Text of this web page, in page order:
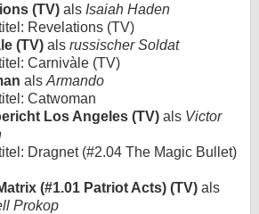
(TV) als Isaiah Haden
Revelations (TV)
(TV) als russischer Soldat
Carnivàle (TV)
als Armando
Catwoman
Los Angeles (TV) als Victor
Dragnet (#2.04 The Magic Bullet)
(#1.01 Patriot Acts) (TV) als
Prokop